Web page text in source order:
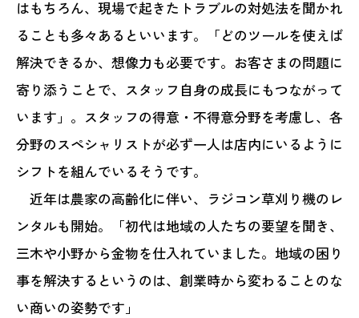
はもちろん、現場で起きたトラブルの対処法を聞かれ
ることも多々あるといいます。「どのツールを使えば
解決できるか、想像力も必要です。お客さまの問題に
寄り添うことで、スタッフ自身の成長にもつながって
います」。スタッフの得意・不得意分野を考慮し、各
分野のスペシャリストが必ず一人は店内にいるように
シフトを組んでいるそうです。
近年は農家の高齢化に伴い、ラジコン草刈り機のレ
ンタルも開始。「初代は地域の人たちの要望を聞き、
三木や小野から金物を仕入れていました。地域の困り
事を解決するというのは、創業時から変わることのな
い商いの姿勢です」